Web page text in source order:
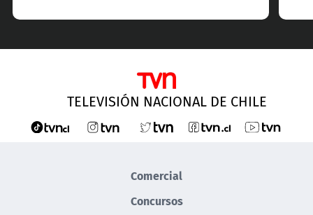
TELEVISIÓN NACIONAL DE CHILE
Comercial
Concursos